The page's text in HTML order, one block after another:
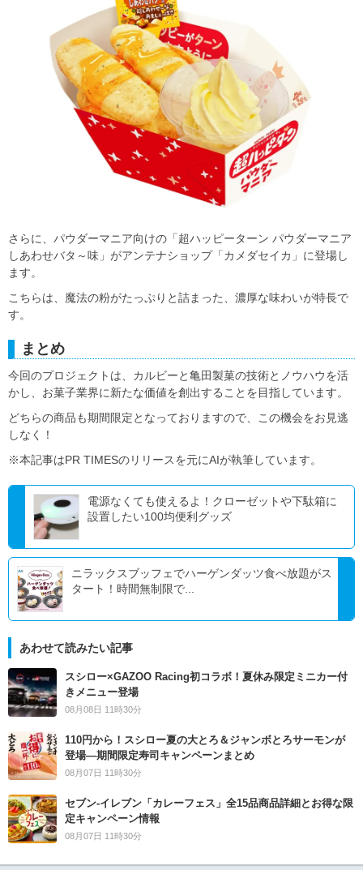
さらに、パウダーマニア向けの「超ハッピーターン パウダーマニア
しあわせバタ～味」がアンテナショップ「カメダセイカ」に登場し
ます。
こちらは、魔法の粉がたっぷりと詰まった、濃厚な味わいが特長で
す。
まとめ
今回のプロジェクトは、カルビーと亀田製菓の技術とノウハウを活
かし、お菓子業界に新たな価値を創出することを目指しています。
どちらの商品も期間限定となっておりますので、この機会をお見逃
しなく！
※本記事はPR TIMESのリリースを元にAIが執筆しています。
電源なくても使えるよ！クローゼットや下駄箱に
設置したい100均便利グッズ
ニラックスブッフェでハーゲンダッツ食べ放題がス
タート！時間無制限で...
あわせて読みたい記事
スシロー×GAZOO Racing初コラボ！夏休み限定ミニカー付
きメニュー登場
08月08日 11時30分
110円から！スシロー夏の大とろ＆ジャンボとろサーモンが
登場―期間限定寿司キャンペーンまとめ
08月07日 11時30分
セブン‐イレブン「カレーフェス」全15品商品詳細とお得な限
定キャンペーン情報
08月07日 11時30分